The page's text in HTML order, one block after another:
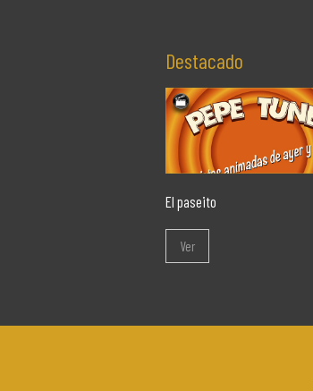
Destacado
El paseito
Ver